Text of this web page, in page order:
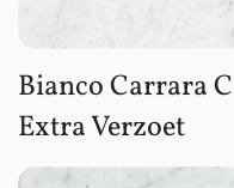
Bianco Carrara C
Extra Verzoet